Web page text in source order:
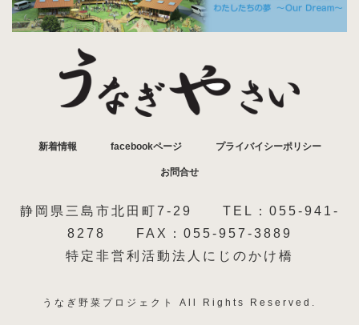
新着情報 facebookページ プライバイシーポリシー
お問合せ
静岡県三島市北田町7-29 TEL：055-941-
8278 FAX：055-957-3889
特定非営利活動法人にじのかけ橋
うなぎ野菜プロジェクト All Rights Reserved.